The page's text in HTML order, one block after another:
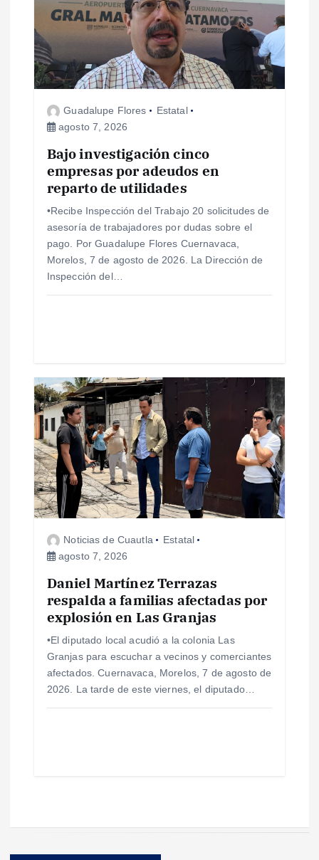
ó
n
d
a
s
Guadalupe Flores
Estatal
agosto 7, 2026
Bajo investigación cinco
empresas por adeudos en
reparto de utilidades
•Recibe Inspección del Trabajo 20 solicitudes de
asesoría de trabajadores por dudas sobre el
pago. Por Guadalupe Flores Cuernavaca,
Morelos, 7 de agosto de 2026. La Dirección de
Inspección del…
Noticias de Cuautla
Estatal
agosto 7, 2026
Daniel Martínez Terrazas
respalda a familias afectadas por
explosión en Las Granjas
•El diputado local acudió a la colonia Las
Granjas para escuchar a vecinos y comerciantes
afectados. Cuernavaca, Morelos, 7 de agosto de
2026. La tarde de este viernes, el diputado…